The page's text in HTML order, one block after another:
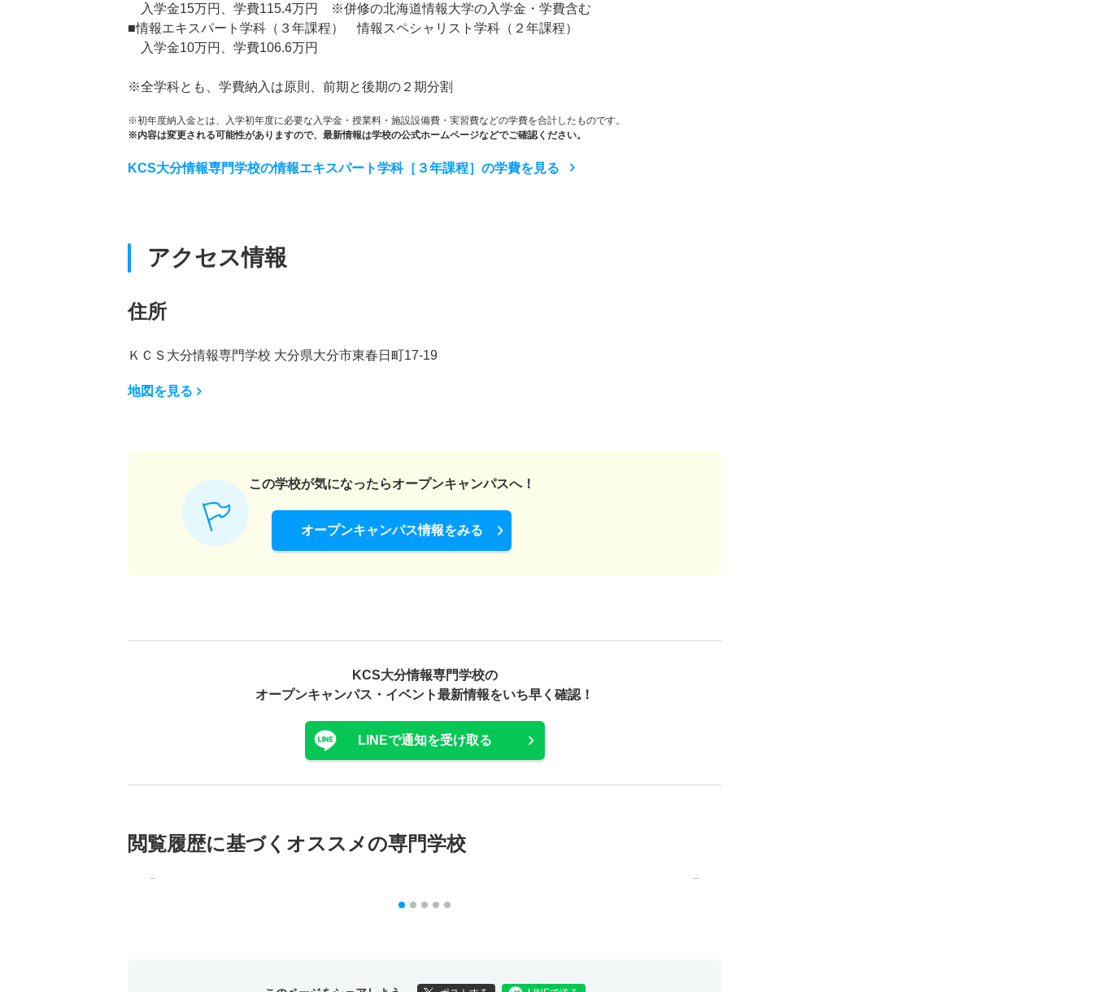
入学金15万円、学費115.4万円 ※併修の北海道情報大学の入学金・学費含む
■情報エキスパート学科（３年課程） 情報スペシャリスト学科（２年課程）
入学金10万円、学費106.6万円
※全学科とも、学費納入は原則、前期と後期の２期分割
※初年度納入金とは、入学初年度に必要な入学金・授業料・施設設備費・実習費などの学費を合計したものです。
※内容は変更される可能性がありますので、最新情報は学校の公式ホームページなどでご確認ください。
KCS大分情報専門学校の情報エキスパート学科［３年課程］の学費を見る
アクセス情報
住所
ＫＣＳ大分情報専門学校 大分県大分市東春日町17-19
地図を見る
この学校が気になったらオープンキャンパスへ！
オープンキャンパス情報をみる
KCS大分情報専門学校の
オープンキャンパス・ イベント最新情報をいち早く確認！
LINEで通知を受け取る
閲覧履歴に基づく オススメの専門学校